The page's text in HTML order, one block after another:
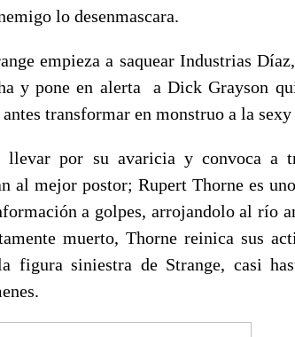
lo desenmascara.
empieza a saquear Industrias
y pone en alerta a Dick Grayson
transformar en monstruo a la
llevar por su avaricia y convoca a
al mejor postor; Rupert Thorne es
a golpes, arrojandolo al río
muerto, Thorne reinica sus
figura siniestra de Strange, casi